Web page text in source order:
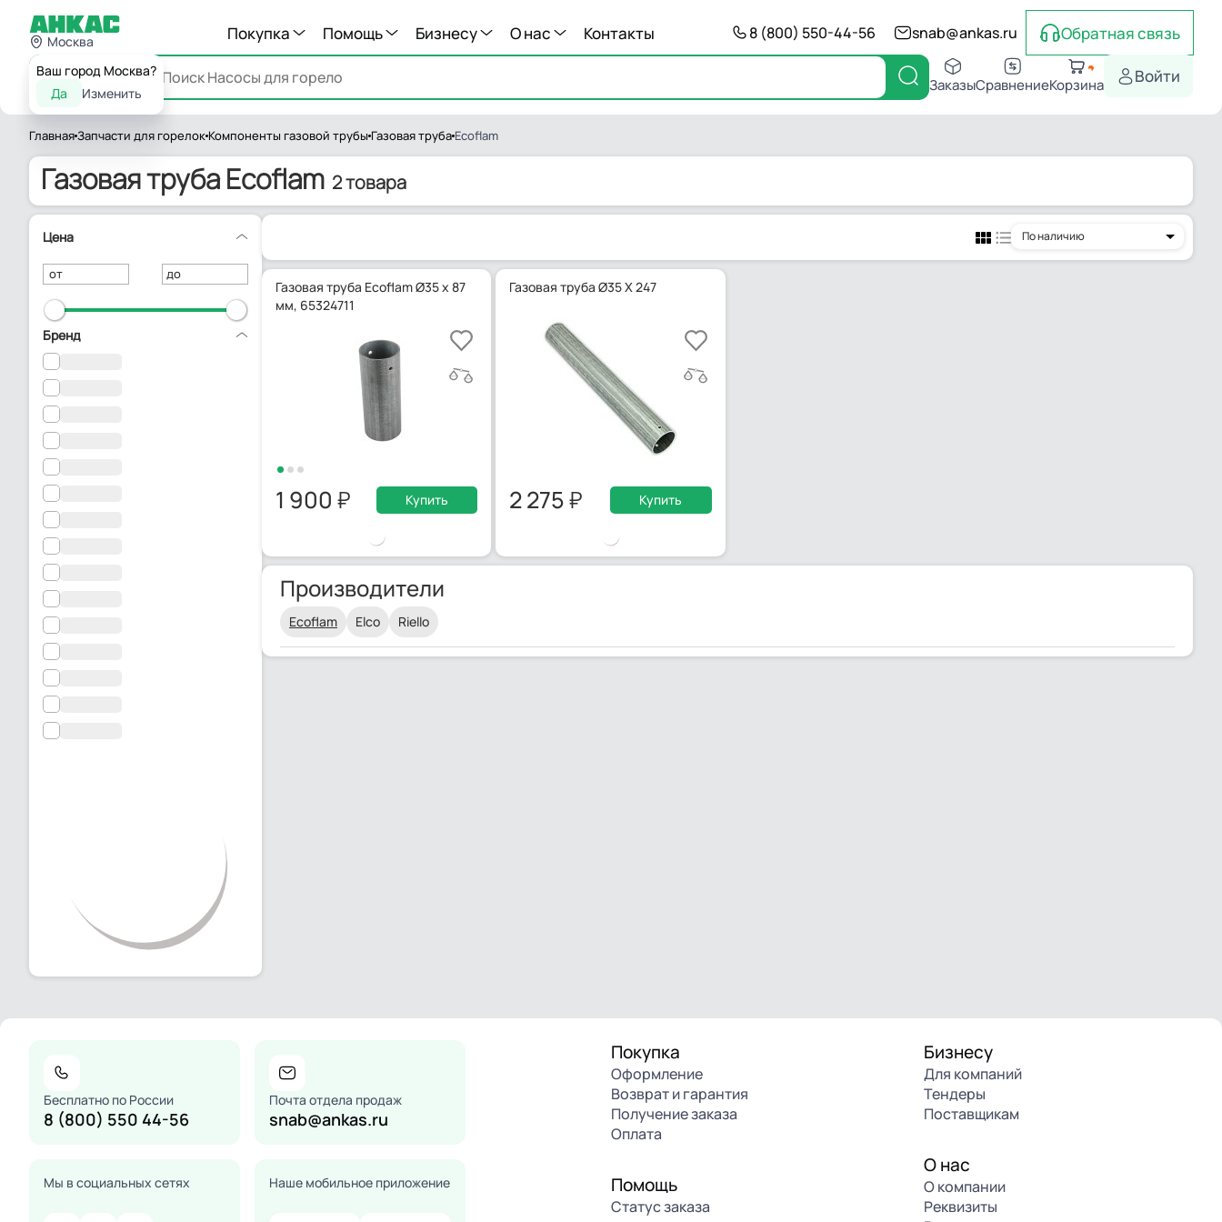
Москва
Ваш город Москва?
Да
Изменить
Покупка Помощь Бизнесу О нас Контакты 8 (800) 550-44-56 snab@ankas.ru Обратная связь
Каталог ЗаказыСравнениеКорзина Войти
ГлавнаяЗапчасти для горелок Компоненты газовой трубы Газовая труба Ecoflam
Газовая труба Ecoflam 2 товара
Цена
от до
Бренд
По наличию
Газовая труба Ecoflam Ø35 x 87
мм, 65324711
1 900 Купить
Газовая труба Ø35 X 247
2 275 Купить
Производители
Ecoflam Elco Riello
Бесплатно по России
8 (800) 550 44-56
Почта отдела продаж
snab@ankas.ru
Мы в социальных сетях Наше мобильное приложение
Покупка
Оформление
Возврат и гарантия
Получение заказа
Оплата
Помощь
Статус заказа
Бизнесу
Для компаний
Тендеры
Поставщикам
О нас
О компании
Реквизиты